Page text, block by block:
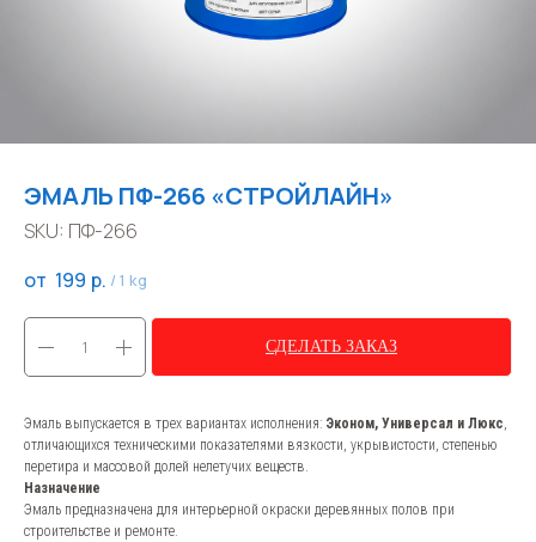
ЭМАЛЬ ПФ-266 «СТРОЙЛАЙН»
SKU: ПФ-266
199 р. /1 kg
СДЕЛАТЬ ЗАКАЗ
Эмаль выпускается в трех вариантах исполнения: Эконом, Универсал и Люкс,
отличающихся техническими показателями вязкости, укрывистости, степенью
перетира и массовой долей нелетучих веществ.
Назначение
Эмаль предназначена для интерьерной окраски деревянных полов при
строительстве и ремонте.